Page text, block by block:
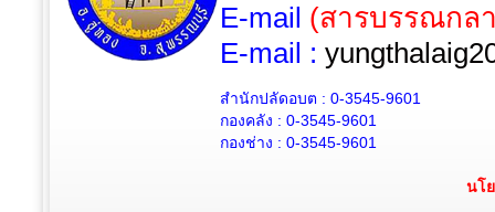
E-mail (สารบรรณกล
E-mail :
สำนักปลัดอบต : 0-3545-9601
กองคลัง : 0-3545-9601
กองช่าง : 0-3545-9601
นโ